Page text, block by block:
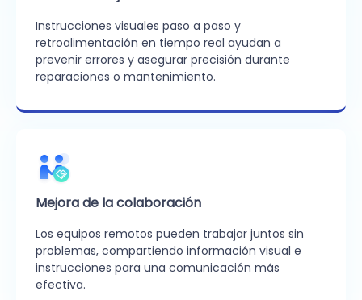
Instrucciones visuales paso a paso y
retroalimentación en tiempo real ayudan a
prevenir errores y asegurar precisión durante
reparaciones o mantenimiento.
Mejora de la colaboración
Los equipos remotos pueden trabajar juntos sin
problemas, compartiendo información visual e
instrucciones para una comunicación más
efectiva.